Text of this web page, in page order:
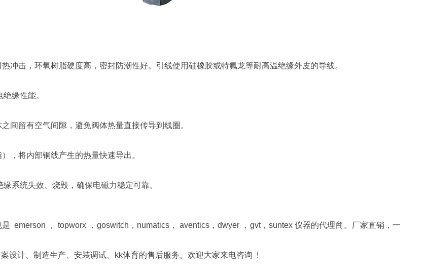
冲击，环氧树脂硬度高，密封防潮性好。引线使用硅橡胶或特氟龙等耐高温绝缘外皮的导线。
缘性能。
间留有空气间隙，避免阀体热量直接传导到线圈。
，将内部铜线产生的热量快速导出。
系统失效、烧毁，确保电磁力稳定可靠。
emerson ， topworx ，goswitch，numatics， aventics，dwyer ，gvt，suntex 仪器的代理商。厂家直销，一
设计、制造生产、安装调试、kk体育的售后服务。欢迎大家来电咨询 !